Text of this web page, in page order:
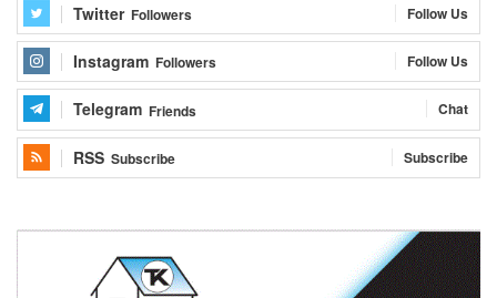
Twitter Followers Follow Us
Instagram Followers Follow Us
Telegram Friends Chat
RSS Subscribe Subscribe